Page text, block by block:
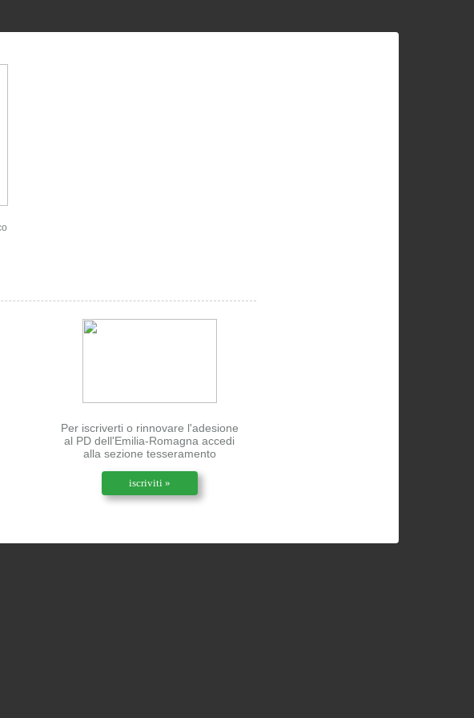
Per iscriverti o rinnovare l'adesione
al PD dell'Emilia-Romagna accedi
alla sezione tesseramento